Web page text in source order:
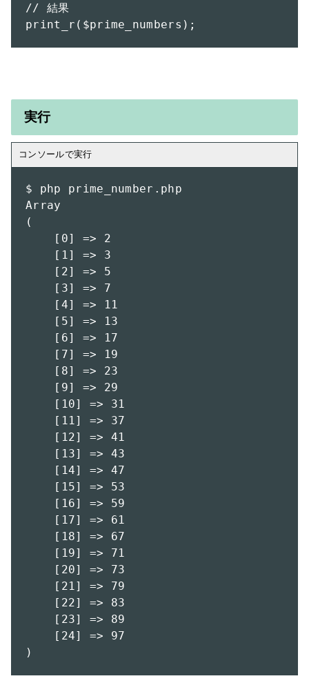
// 結果
print_r($prime_numbers);
実行
$ php prime_number.php
Array
(
    [0] => 2
    [1] => 3
    [2] => 5
    [3] => 7
    [4] => 11
    [5] => 13
    [6] => 17
    [7] => 19
    [8] => 23
    [9] => 29
    [10] => 31
    [11] => 37
    [12] => 41
    [13] => 43
    [14] => 47
    [15] => 53
    [16] => 59
    [17] => 61
    [18] => 67
    [19] => 71
    [20] => 73
    [21] => 79
    [22] => 83
    [23] => 89
    [24] => 97
)